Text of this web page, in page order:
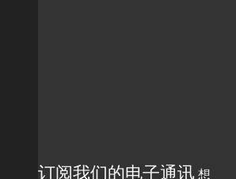
订阅我们的电子通讯 想